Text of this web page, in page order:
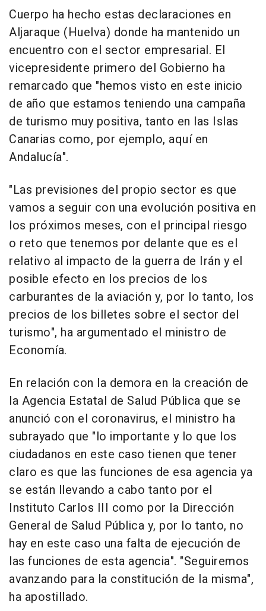
Cuerpo ha hecho estas declaraciones en
Aljaraque (Huelva) donde ha mantenido un
encuentro con el sector empresarial. El
vicepresidente primero del Gobierno ha
remarcado que "hemos visto en este inicio
de año que estamos teniendo una campaña
de turismo muy positiva, tanto en las Islas
Canarias como, por ejemplo, aquí en
Andalucía".
"Las previsiones del propio sector es que
vamos a seguir con una evolución positiva en
los próximos meses, con el principal riesgo
o reto que tenemos por delante que es el
relativo al impacto de la guerra de Irán y el
posible efecto en los precios de los
carburantes de la aviación y, por lo tanto, los
precios de los billetes sobre el sector del
turismo", ha argumentado el ministro de
Economía.
En relación con la demora en la creación de
la Agencia Estatal de Salud Pública que se
anunció con el coronavirus, el ministro ha
subrayado que "lo importante y lo que los
ciudadanos en este caso tienen que tener
claro es que las funciones de esa agencia ya
se están llevando a cabo tanto por el
Instituto Carlos III como por la Dirección
General de Salud Pública y, por lo tanto, no
hay en este caso una falta de ejecución de
las funciones de esta agencia". "Seguiremos
avanzando para la constitución de la misma",
ha apostillado.